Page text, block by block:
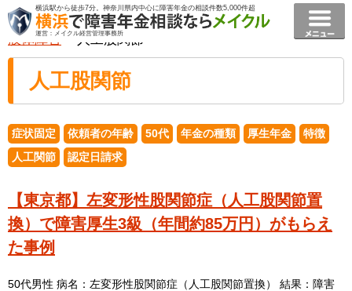
横浜駅から徒歩7分。神奈川県内中心に障害年金の相談件数5,000件超
運営：メイクル経営管理事務所
横浜で障害年金相談ならメイクル障害年金横浜 事例
肢体障害 > 人工股関節
人工股関節
症状固定 依頼者の年齢 50代 年金の種類 厚生年金
特徴
人工関節
認定日請求
【東京都】左変形性股関節症（人工股関節置
換）で障害厚生3級（年間約85万円）がもらえ
た事例
50代男性 病名：左変形性股関節症（人工股関節置換） 結果：障害